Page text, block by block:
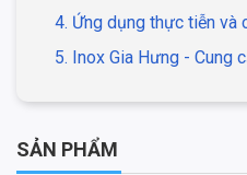
4. Ứng dụng thực tiễn và
5. Inox Gia Hưng - Cung
SẢN PHẨM